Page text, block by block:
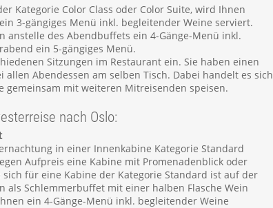
Kategorie Color Class oder Color Suite, wird Ihnen
3-gängiges Menü inkl. begleitender Weine serviert.
anstelle des Abendbuffets ein 4-Gänge-Menü inkl.
ein 5-gängiges Menü.
Sitzungen im Restaurant ein. Sie haben einen
Abendessen am selben Tisch. Dabei handelt es sich
gemeinsam mit weiteren Mitreisenden speisen.
nach Oslo:
in einer Innenkabine Kategorie Standard
Aufpreis eine Kabine mit Promenadenblick oder
für eine Kabine der Kategorie Standard ist auf der
als Schlemmerbuffet mit einer halben Flasche Wein
ein 4-Gänge-Menü inkl. begleitender Weine